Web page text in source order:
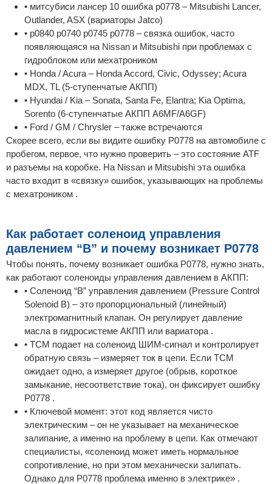
• митсубиси лансер 10 ошибка p0778 – Mitsubishi Lancer,
Outlander, ASX (вариаторы Jatco)
• p0840 p0740 p0745 p0778 – связка ошибок, часто
появляющаяся на Nissan и Mitsubishi при проблемах с
гидроблоком или мехатроником
• Honda / Acura – Honda Accord, Civic, Odyssey; Acura
MDX, TL (5-ступенчатые АКПП)
• Hyundai / Kia – Sonata, Santa Fe, Elantra; Kia Optima,
Sorento (6-ступенчатые АКПП A6MF/A6GF)
• Ford / GM / Chrysler – также встречаются
Скорее всего, если вы видите ошибку P0778 на автомобиле с
пробегом, первое, что нужно проверить – это состояние ATF
и разъемы на коробке. На Nissan и Mitsubishi эта ошибка
часто входит в «связку» ошибок, указывающих на проблемы
с мехатроником .
Как работает соленоид управления
давлением “B” и почему возникает P0778
Чтобы понять, почему возникает ошибка P0778, нужно знать,
как работают соленоиды управления давлением в АКПП:
• Соленоид “B” управления давлением (Pressure Control
Solenoid B) – это пропорциональный (линейный)
электромагнитный клапан. Он регулирует давление
масла в гидросистеме АКПП или вариатора .
• TCM подает на соленоид ШИМ-сигнал и контролирует
обратную связь – измеряет ток в цепи. Если TCM
ожидает одно, а измеряет другое (обрыв, короткое
замыкание, несоответствие тока), он фиксирует ошибку
P0778 .
• Ключевой момент: этот код является чисто
электрическим – он не указывает на механическое
залипание, а именно на проблему в цепи. Как отмечают
специалисты, «соленоид может иметь нормальное
сопротивление, но при этом механически залипать.
Однако для P0778 проблема именно в электрике» .